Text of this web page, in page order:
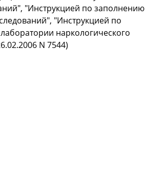
"Инструкцией по заполнению
"Инструкцией по
наркологического
N 7544)